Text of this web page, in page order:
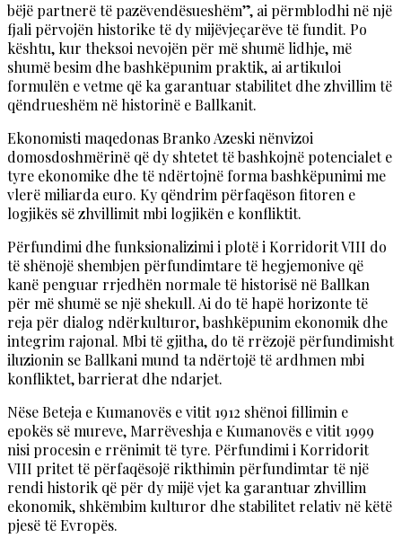
bëjë partnerë të pazëvendësueshëm”, ai përmblodhi në një
fjali përvojën historike të dy mijëvjeçarëve të fundit. Po
kështu, kur theksoi nevojën për më shumë lidhje, më
shumë besim dhe bashkëpunim praktik, ai artikuloi
formulën e vetme që ka garantuar stabilitet dhe zhvillim të
qëndrueshëm në historinë e Ballkanit.
Ekonomisti maqedonas Branko Azeski nënvizoi
domosdoshmërinë që dy shtetet të bashkojnë potencialet e
tyre ekonomike dhe të ndërtojnë forma bashkëpunimi me
vlerë miliarda euro. Ky qëndrim përfaqëson fitoren e
logjikës së zhvillimit mbi logjikën e konfliktit.
Përfundimi dhe funksionalizimi i plotë i Korridorit VIII do
të shënojë shembjen përfundimtare të hegjemonive që
kanë penguar rrjedhën normale të historisë në Ballkan
për më shumë se një shekull. Ai do të hapë horizonte të
reja për dialog ndërkulturor, bashkëpunim ekonomik dhe
integrim rajonal. Mbi të gjitha, do të rrëzojë përfundimisht
iluzionin se Ballkani mund ta ndërtojë të ardhmen mbi
konfliktet, barrierat dhe ndarjet.
Nëse Beteja e Kumanovës e vitit 1912 shënoi fillimin e
epokës së mureve, Marrëveshja e Kumanovës e vitit 1999
nisi procesin e rrënimit të tyre. Përfundimi i Korridorit
VIII pritet të përfaqësojë rikthimin përfundimtar të një
rendi historik që për dy mijë vjet ka garantuar zhvillim
ekonomik, shkëmbim kulturor dhe stabilitet relativ në këtë
pjesë të Evropës.